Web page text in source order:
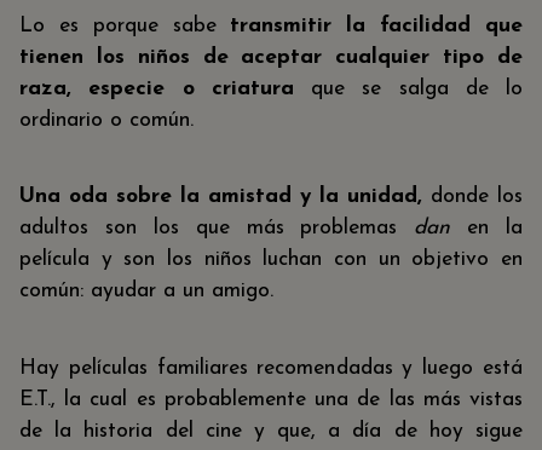
Lo es porque sabe transmitir la facilidad que
tienen los niños de aceptar cualquier tipo de
raza, especie o criatura que se salga de lo
ordinario o común.
Una oda sobre la amistad y la unidad, donde los
adultos son los que más problemas dan en la
película y son los niños luchan con un objetivo en
común: ayudar a un amigo.
Hay películas familiares recomendadas y luego está
E.T., la cual es probablemente una de las más vistas
de la historia del cine y que, a día de hoy sigue